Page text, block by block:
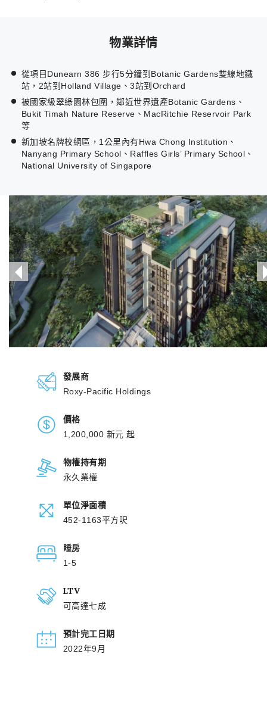
物業詳情
從項目Dunearn 386 步行5分鐘到Botanic Gardens雙線地鐵
站，2站到Holland Village、3站到Orchard
被國家級翠綠園林包圍，鄰近世界遺產Botanic Gardens、
Bukit Timah Nature Reserve、MacRitchie Reservoir Park
等
新加坡名牌校網區，1公里內有Hwa Chong Institution、
Nanyang Primary School、Raffles Girls’ Primary School、
National University of Singapore
發展商
Roxy-Pacific Holdings
價格
1,200,000 新元 起
物權持有期
永久業權
單位淨面積
452-1163平方呎
睡房
1-5
LTV
可高達七成
預計完工日期
2022年9月